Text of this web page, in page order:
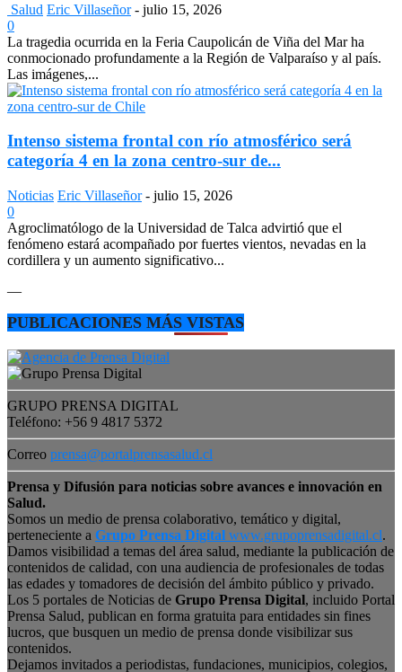
Salud Eric Villaseñor - julio 15, 2026
0
La tragedia ocurrida en la Feria Caupolicán de Viña del Mar ha
conmocionado profundamente a la Región de Valparaíso y al país.
Las imágenes,...
Intenso sistema frontal con río atmosférico será
categoría 4 en la zona centro-sur de...
Noticias Eric Villaseñor - julio 15, 2026
0
Agroclimatólogo de la Universidad de Talca advirtió que el
fenómeno estará acompañado por fuertes vientos, nevadas en la
cordillera y un aumento significativo...
—
PUBLICACIONES MÁS VISTAS
GRUPO PRENSA DIGITAL
Teléfono: +56 9 4817 5372
Correo prensa@portalprensasalud.cl
Prensa y Difusión para noticias sobre avances e innovación en
Salud.
Somos un medio de prensa colaborativo, temático y digital,
perteneciente a Grupo Prensa Digital www.grupoprensadigital.cl.
Damos visibilidad a temas del área salud, mediante la publicación de
contenidos de calidad, con una audiencia de profesionales de todas
las edades y tomadores de decisión del ámbito público y privado.
Los 5 portales de Noticias de Grupo Prensa Digital, incluido Portal
Prensa Salud, publican en forma gratuita para entidades sin fines
lucros, que busquen un medio de prensa donde visibilizar sus
contenidos.
Dejamos invitados a periodistas, fundaciones, municipios, colegios,